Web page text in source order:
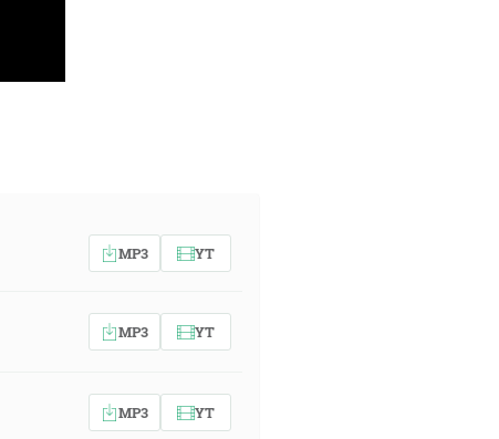
MP3 YT
MP3 YT
MP3 YT